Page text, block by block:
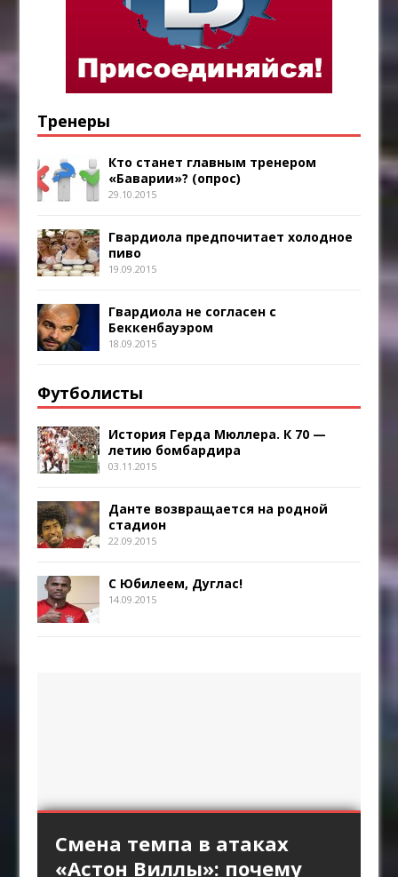
Тренеры
Кто станет главным тренером
«Баварии»? (опрос)
29.10.2015
Гвардиола предпочитает холодное
пиво
19.09.2015
Гвардиола не согласен с
Беккенбауэром
18.09.2015
Футболисты
История Герда Мюллера. К 70 —
летию бомбардира
03.11.2015
Данте возвращается на родной
стадион
22.09.2015
С Юбилеем, Дуглас!
14.09.2015
«Интер» против высокой
линии «Барселоны»:
Длинный пас и борьба за
второй мяч: зачем клубы
Стандарты «Арсенала»
как продолжение
Смена темпа в атаках
«Астон Виллы»: почему
«Брага» против
персонального прессинга: